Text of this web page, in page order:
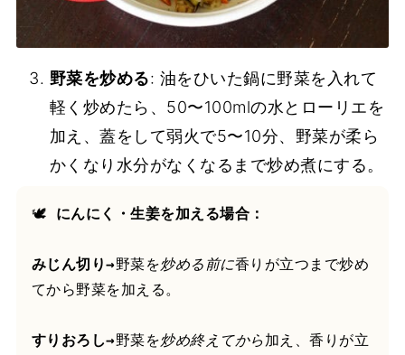
野菜を炒める: 油をひいた鍋に野菜を入れて
軽く炒めたら、50〜100mlの水とローリエを
加え、蓋をして弱火で5〜10分、野菜が柔ら
かくなり水分がなくなるまで炒め煮にする。
🕊 にんにく・生姜を加える場合：
みじん切り→野菜を炒める前に香りが立つまで炒め
てから野菜を加える。
すりおろし→野菜を炒め終えてから 加え、香りが立